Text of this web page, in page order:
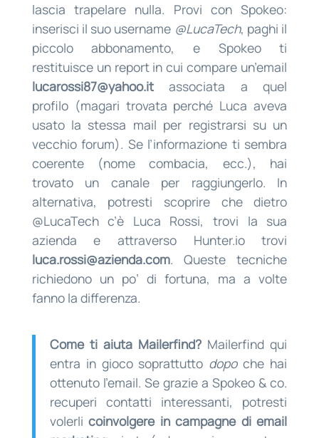
lascia trapelare nulla. Provi con Spokeo:
inserisci il suo username @LucaTech, paghi il
piccolo abbonamento, e Spokeo ti
restituisce un report in cui compare un’email
lucarossi87@yahoo.itassociata a quel
profilo (magari trovata perché Luca aveva
usato la stessa mail per registrarsi su un
vecchio forum). Se l’informazione ti sembra
coerente (nome combacia, ecc.), hai
trovato un canale per raggiungerlo. In
alternativa, potresti scoprire che dietro
@LucaTech c’è Luca Rossi, trovi la sua
azienda e attraverso Hunter.io trovi
luca.rossi@azienda.com. Queste tecniche
richiedono un po’ di fortuna, ma a volte
fanno la differenza.
Come ti aiuta Mailerfind? Mailerfind qui
entra in gioco soprattutto dopoche hai
ottenuto l’email. Se grazie a Spokeo & co.
recuperi contatti interessanti, potresti
volerlicoinvolgere in campagne di email